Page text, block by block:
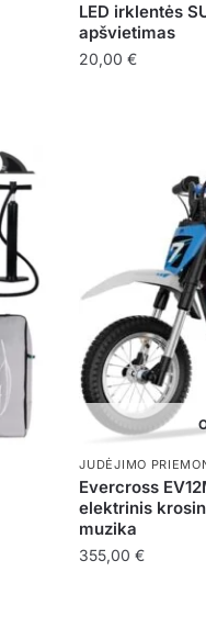
LED irklentės
apšvietimas
20,00€
JUDĖJIMO
Evercross
elektrinis
muzika
355,00€